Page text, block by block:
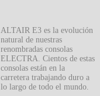
ALTAIR E3 es la evolución
natural de nuestras
renombradas consolas
ELECTRA. Cientos de estas
consolas están en la
carretera trabajando duro a
lo largo de todo el mundo.